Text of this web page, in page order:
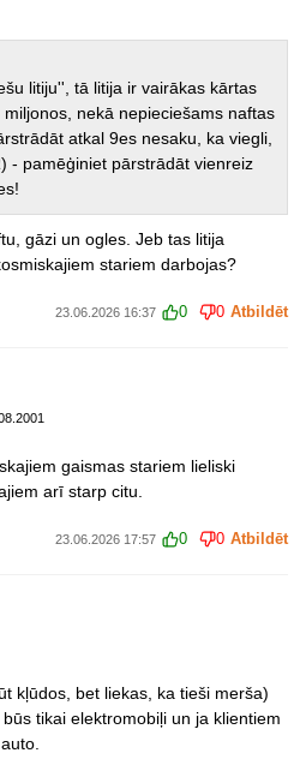
litiju'', tā litija ir vairākas kārtas
nekā nepieciešams naftas
atkal 9es nesaku, ka viegli,
- pamēģiniet pārstrādāt vienreiz
gāzi un ogles. Jeb tas litija
stariem darbojas?
23.06.2026 16:37 0 0 Atbildēt
gaismas stariem lieliski
arī starp citu.
23.06.2026 17:57 0 0 Atbildēt
kļūdos, bet liekas, ka tieši merša)
tikai elektromobiļi un ja klientiem